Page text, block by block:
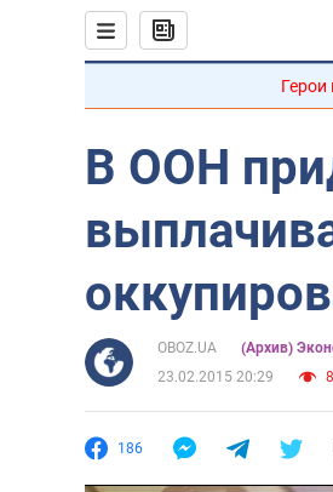
В ООН
OBOZ.UA
(Архив)
23.02.2015 20:29
186